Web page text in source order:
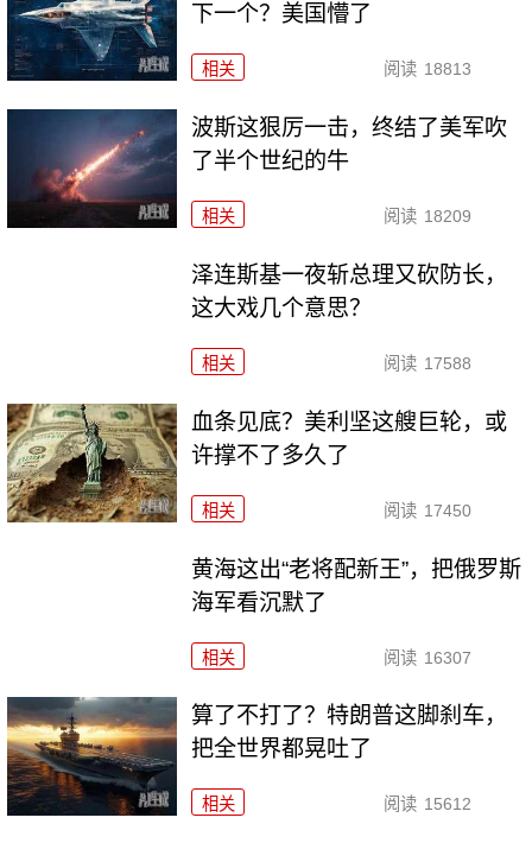
下一个？美国懵了
相关 阅读 18813
波斯这狠厉一击，终结了美军吹
了半个世纪的牛
相关 阅读 18209
泽连斯基一夜斩总理又砍防长，
这大戏几个意思？
相关 阅读 17588
血条见底？美利坚这艘巨轮，或
许撑不了多久了
相关 阅读 17450
黄海这出“老将配新王”，把俄罗斯
海军看沉默了
相关 阅读 16307
算了不打了？特朗普这脚刹车，
把全世界都晃吐了
相关 阅读 15612